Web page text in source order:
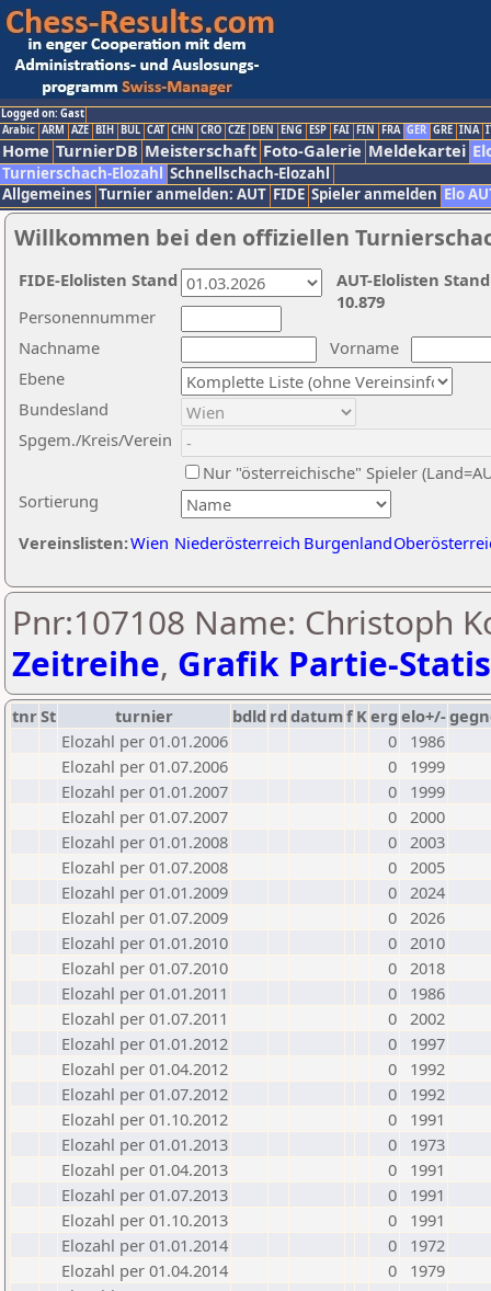
Logged on: Gast
Arabic ARM AZE BIH BUL CAT CHN CRO CZE DEN ENG ESP FAI FIN FRA GER GRE INA
Home TurnierDB Meisterschaft Foto-Galerie Meldekartei
Turnierschach-Elozahl Schnellschach-Elozahl
Allgemeines Turnier anmelden: AUT FIDE Spieler anmelden Elo
Willkommen bei den offiziellen
Nachname
Vorname
Ebene
Sortierung
Personennummer
Bundesland
Spgem./Kreis/Verein
Nur "österreichische" Spieler
Vereinslisten:Wien Niederösterreich Burgenland
AUT-Elolisten
10.879
FIDE-Elolisten Stand
Pnr:107108 Name: Christoph
Zeitreihe, Grafik Partie-
tnrSt turnier bdld rd datumf Kerg elo+/-
Elozahl per 01.01.2006
0
1986
Elozahl per 01.07.2006
0
1999
Elozahl per 01.01.2007
0
1999
Elozahl per 01.07.2007
0 2000
Elozahl per 01.01.2008
0 2003
Elozahl per 01.07.2008
0 2005
Elozahl per 01.01.2009
0 2024
Elozahl per 01.07.2009
0 2026
Elozahl per 01.01.2010
0 2010
Elozahl per 01.07.2010
0 2018
Elozahl per 01.01.2011
0
1986
Elozahl per 01.07.2011
0 2002
Elozahl per 01.01.2012
0
1997
Elozahl per 01.04.2012
0
1992
Elozahl per 01.07.2012
0
1992
Elozahl per 01.10.2012
0
1991
Elozahl per 01.01.2013
0
1973
Elozahl per 01.04.2013
0
1991
Elozahl per 01.07.2013
0
1991
Elozahl per 01.10.2013
0
1991
Elozahl per 01.01.2014
0
1972
Elozahl per 01.04.2014
0
1979